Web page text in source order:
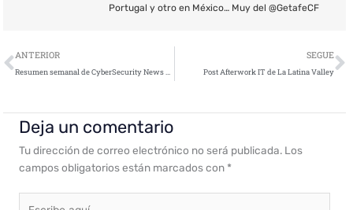
Portugal y otro en México… Muy del @GetafeCF
Ant
ANTERIOR
Resumen semanal de CyberSecurity News – 30 de abril de 2021
SEGUE
Post Afterwork IT de La Latina Valley
Deja un comentario
Tu dirección de correo electrónico no será publicada. Los
campos obligatorios están marcados con *